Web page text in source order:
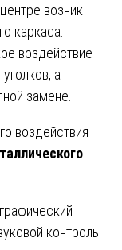
возник
каркаса.
воздействие
а
замене.
воздействия
контроль